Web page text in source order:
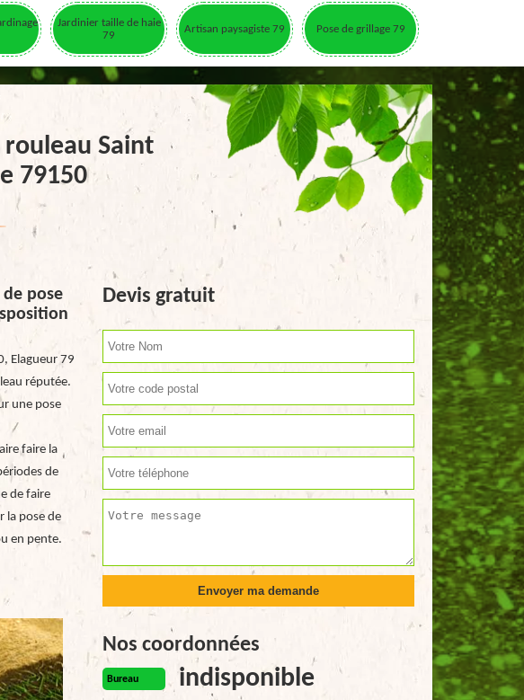
Jardinier taille de haie
79
Artisan paysagiste 79 Pose de grillage 79
rouleau Saint
79150
pose
Elagueur 79
réputée.
une pose
faire la
de
de faire
la pose de
en pente.
Devis gratuit
Nos coordonnées
Bureau indisponible